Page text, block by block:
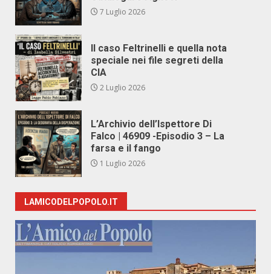
7 Luglio 2026
Il caso Feltrinelli e quella nota
speciale nei file segreti della
CIA
2 Luglio 2026
L’Archivio dell’Ispettore Di
Falco | 46909 -Episodio 3 – La
farsa e il fango
1 Luglio 2026
LAMICODELPOPOLO.IT